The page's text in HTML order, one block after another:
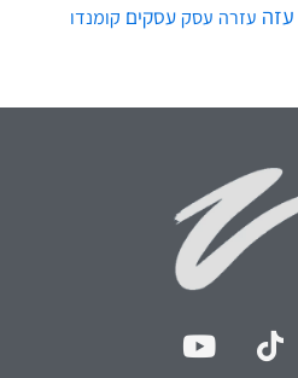
עזה עזרה עסק עסקים קומנדו